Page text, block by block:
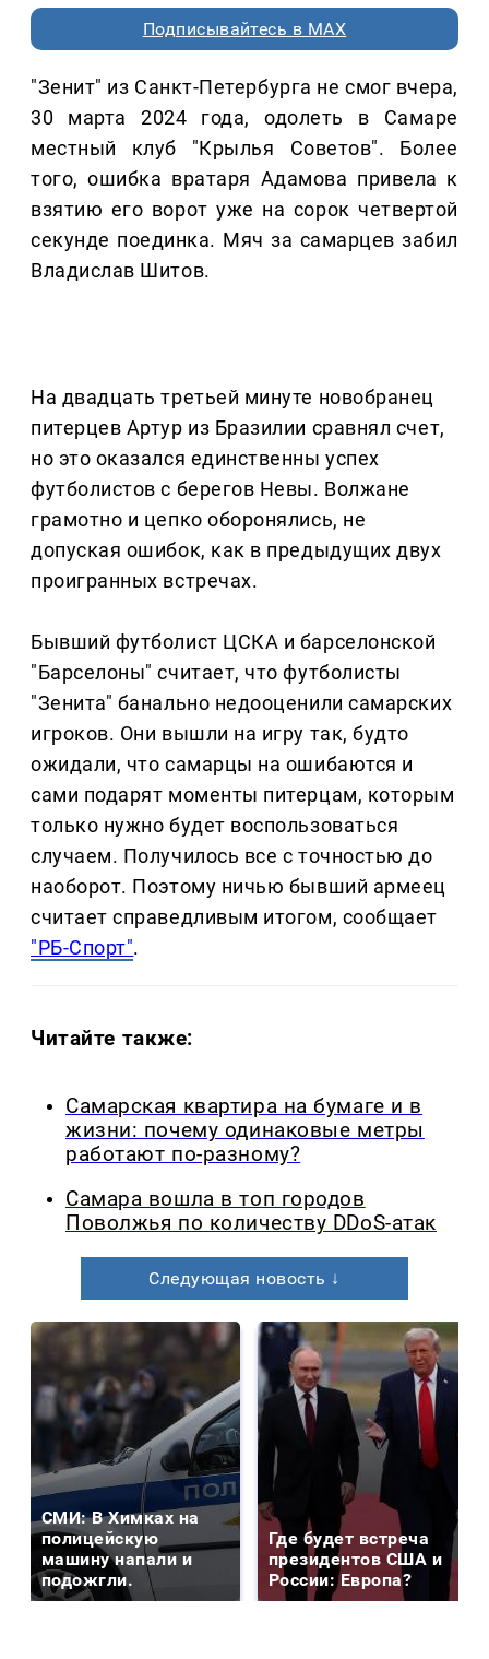
Подписывайтесь в MAX
"Зенит" из Санкт-Петербурга не смог вчера,
30 марта 2024 года, одолеть в Самаре
местный клуб "Крылья Советов". Более
того, ошибка вратаря Адамова привела к
взятию его ворот уже на сорок четвертой
секунде поединка. Мяч за самарцев забил
Владислав Шитов.
На двадцать третьей минуте новобранец
питерцев Артур из Бразилии сравнял счет,
но это оказался единственны успех
футболистов с берегов Невы. Волжане
грамотно и цепко оборонялись, не
допуская ошибок, как в предыдущих двух
проигранных встречах.
Бывший футболист ЦСКА и барселонской
"Барселоны" считает, что футболисты
"Зенита" банально недооценили самарских
игроков. Они вышли на игру так, будто
ожидали, что самарцы на ошибаются и
сами подарят моменты питерцам, которым
только нужно будет воспользоваться
случаем. Получилось все с точностью до
наоборот. Поэтому ничью бывший армеец
считает справедливым итогом, сообщает
"РБ-Спорт".
Читайте также:
Самарская квартира на бумаге и в
жизни: почему одинаковые метры
работают по-разному?
Самара вошла в топ городов
Поволжья по количеству DDoS-атак
Следующая новость ↓
СМИ: В Химках на
полицейскую
машину напали и
подожгли.
Где будет встреча
президентов США и
России: Европа?